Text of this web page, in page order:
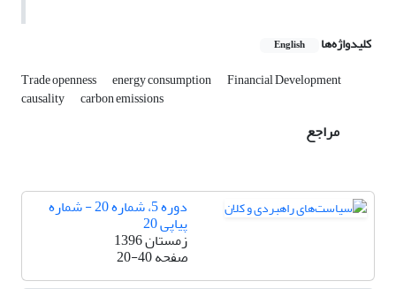
کلیدواژه‌ها English
Trade openness energy consumption Financial Development
causality carbon emissions
مراجع
دوره 5، شماره 20 - شماره
پیاپی 20
زمستان 1396
صفحه20-40